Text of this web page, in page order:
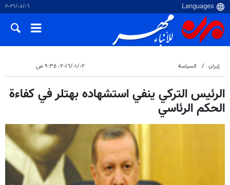
٠٦‏/٠٨‏/٢٠٢٦
إيران السياسة ٠٢‏/٠١‏/٢٠١٦، ٩:٣٥ ص
الرئيس التركي ينفي استشهاده بهتلر في كفاءة
الحكم الرئاسي